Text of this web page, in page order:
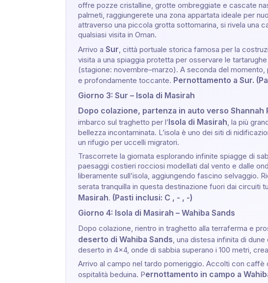
offre pozze cristalline, grotte ombreggiate e cascate
palmeti, raggiungerete una zona appartata ideale per
attraverso una piccola grotta sottomarina, si rivela una
qualsiasi visita in Oman.
Arrivo a Sur, città portuale storica famosa per la
visita a una spiaggia protetta per osservare le
(stagione: novembre–marzo). A seconda del
e profondamente toccante. Pernottamento a Sur.
Giorno 3: Sur – Isola di Masirah
Dopo colazione, partenza in auto verso Shannah
imbarco sul traghetto per l’Isola di Masirah, la più
bellezza incontaminata. L’isola è uno dei siti di
un rifugio per uccelli migratori.
Trascorrete la giornata esplorando infinite spiagge di
paesaggi costieri rocciosi modellati dal vento e dalle
liberamente sull’isola, aggiungendo fascino selvaggio.
serata tranquilla in questa destinazione fuori dai circuiti
Masirah. (Pasti inclusi: C , - , -)
Giorno 4: Isola di Masirah – Wahiba Sands
Dopo colazione, rientro in traghetto alla terraferma e
deserto di Wahiba Sands, una distesa infinita di
deserto in 4x4, onde di sabbia superano i 100 metri,
Arrivo al campo nel tardo pomeriggio. Accolti con caffè
ospitalità beduina. Pernottamento in campo a